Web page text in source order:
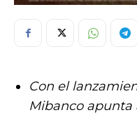
Con el
Mibanco apunta